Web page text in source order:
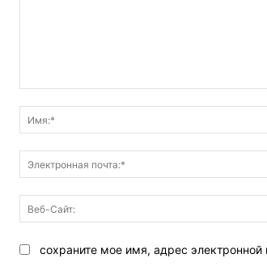
сохраните мое имя, адрес